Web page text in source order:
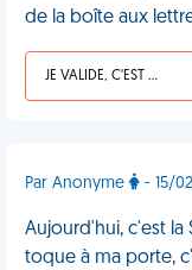
de la boîte aux
JE VALIDE, C'EST UNE VDM
Par Anonyme - 15/
Aujourd'hui, c'est la
toque à ma porte,